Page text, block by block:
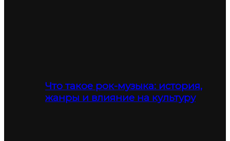
Что такое рок-музыка: история,
жанры и влияние на культуру